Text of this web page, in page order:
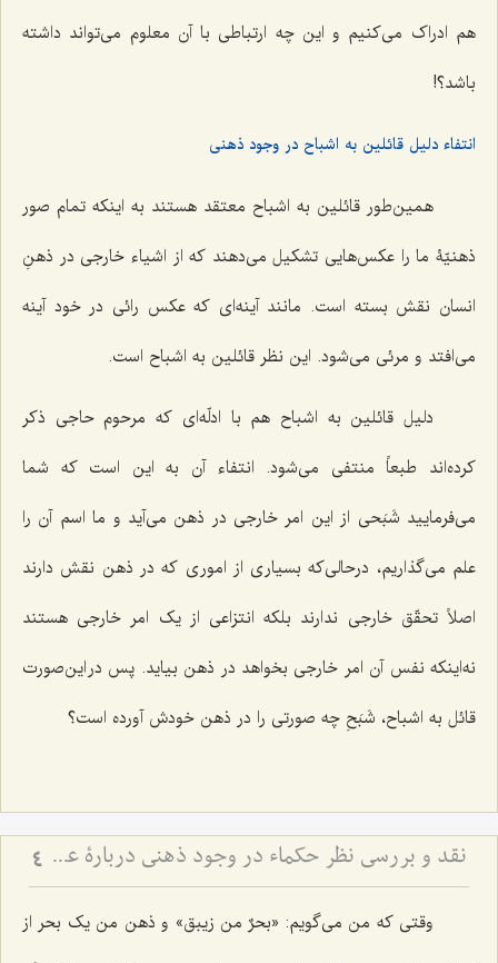
هم ادراک می‌کنیم و این چه ارتباطی با آن معلوم می‌تواند داشته
باشد؟!
انتفاء دلیل قائلین به اشباح در وجود ذهنی
همین‌طور قائلین به اشباح معتقد هستند به اینکه تمام صور
ذهنیّۀ ما را عکس‌هایی تشکیل می‌دهند که از اشیاء خارجی در ذهنِ
انسان نقش بسته است. مانند آینه‌ای که عکس رائی در خود آینه
می‌افتد و مرئی می‌شود. این نظر قائلین به اشباح است.
دلیل قائلین به اشباح هم با ادلّه‌ای که مرحوم حاجی ذکر
کرده‌اند طبعاً منتفی می‌شود. انتفاء آن به این است که شما
می‌فرمایید شَبَحی از این امر خارجی در ذهن می‌آید و ما اسم آن را
علم می‌گذاریم، درحالی‌که بسیاری از اموری که در ذهن نقش دارند
اصلاً تحقّق خارجی ندارند بلکه انتزاعی از یک امر خارجی هستند
نه‌اینکه نفس آن امر خارجی بخواهد در ذهن بیاید. پس در این‌صورت
قائل به اشباح، شَبَحِ چه صورتی را در ذهن خودش آورده است؟
نقد و بررسی نظر حکماء در وجود ذهنی دربارۀ عینیّت ماهیّات ذهنی و خارجی - نظر حکما مبنی بر عینیت ماهیات ذهنی و خارجی با اشکالات اساسی روبرو است 4
وقتی که من می‌گویم: «بحرٌ من زیبق» و ذهن من یک بحر از